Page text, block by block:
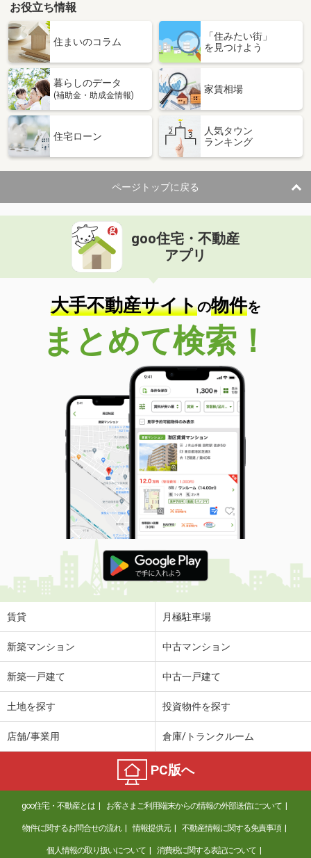
お役立ち情報
住まいのコラム
「住みたい街」
を見つけよう
暮らしのデータ
(補助金・助成金情報)
家賃相場
住宅ローン
人気タウン
ランキング
ページトップに戻る
goo住宅・不動産
アプリ
大手不動産サイトの物件を
まとめて検索！
賃貸 月極駐車場
新築マンション 中古マンション
新築一戸建て 中古一戸建て
土地を探す 投資物件を探す
店舗/事業用 倉庫/トランクルーム
PC版へ
goo住宅・不動産とは お客さまご利用端末からの情報の外部送信について
物件に関するお問合せの流れ 情報提供元 不動産情報に関する免責事項
個人情報の取り扱いについて 消費税に関する表記について